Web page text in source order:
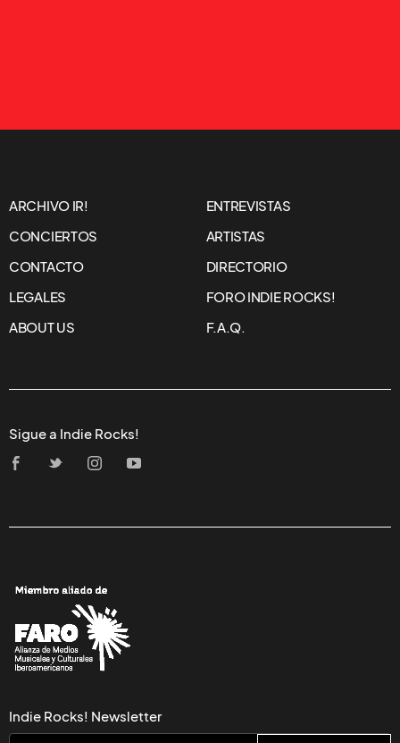
ARCHIVO IR!
ENTREVISTAS
CONCIERTOS
ARTISTAS
CONTACTO
DIRECTORIO
LEGALES
FORO INDIE ROCKS!
ABOUT US
F.A.Q.
Sigue a Indie Rocks!
Indie Rocks! Newsletter